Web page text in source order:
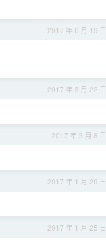
2017 年 6 月 19 日
2017 年 3 月 22 日
2017 年 3 月 8 日
2017 年 1 月 28 日
2017 年 1 月 25 日